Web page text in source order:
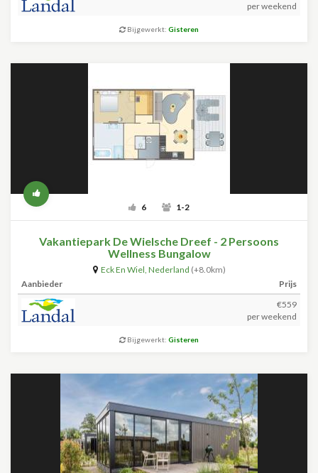
per weekend
Bijgewerkt: Gisteren
6 1-2
Vakantiepark De Wielsche Dreef - 2 Persoons
Wellness Bungalow
Eck En Wiel, Nederland (+8.0km)
Aanbieder
Prijs
€559
per weekend
Bijgewerkt: Gisteren